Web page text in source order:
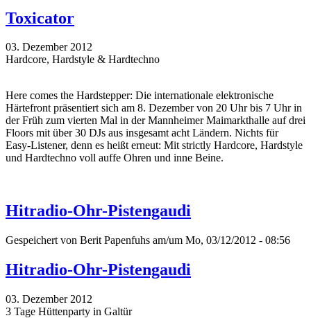
Toxicator
03. Dezember 2012
Hardcore, Hardstyle & Hardtechno
Here comes the Hardstepper: Die internationale elektronische
Härtefront präsentiert sich am 8. Dezember von 20 Uhr bis 7 Uhr in
der Früh zum vierten Mal in der Mannheimer Maimarkthalle auf drei
Floors mit über 30 DJs aus insgesamt acht Ländern. Nichts für
Easy-Listener, denn es heißt erneut: Mit strictly Hardcore, Hardstyle
und Hardtechno voll auffe Ohren und inne Beine.
Hitradio-Ohr-Pistengaudi
Gespeichert von Berit Papenfuhs am/um Mo, 03/12/2012 - 08:56
Hitradio-Ohr-Pistengaudi
03. Dezember 2012
3 Tage Hüttenparty in Galtür